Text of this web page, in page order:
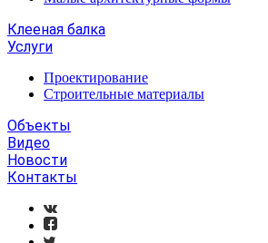
Клееная балка
Услуги
Проектирование
Строительные материалы
Объекты
Видео
Новости
Контакты